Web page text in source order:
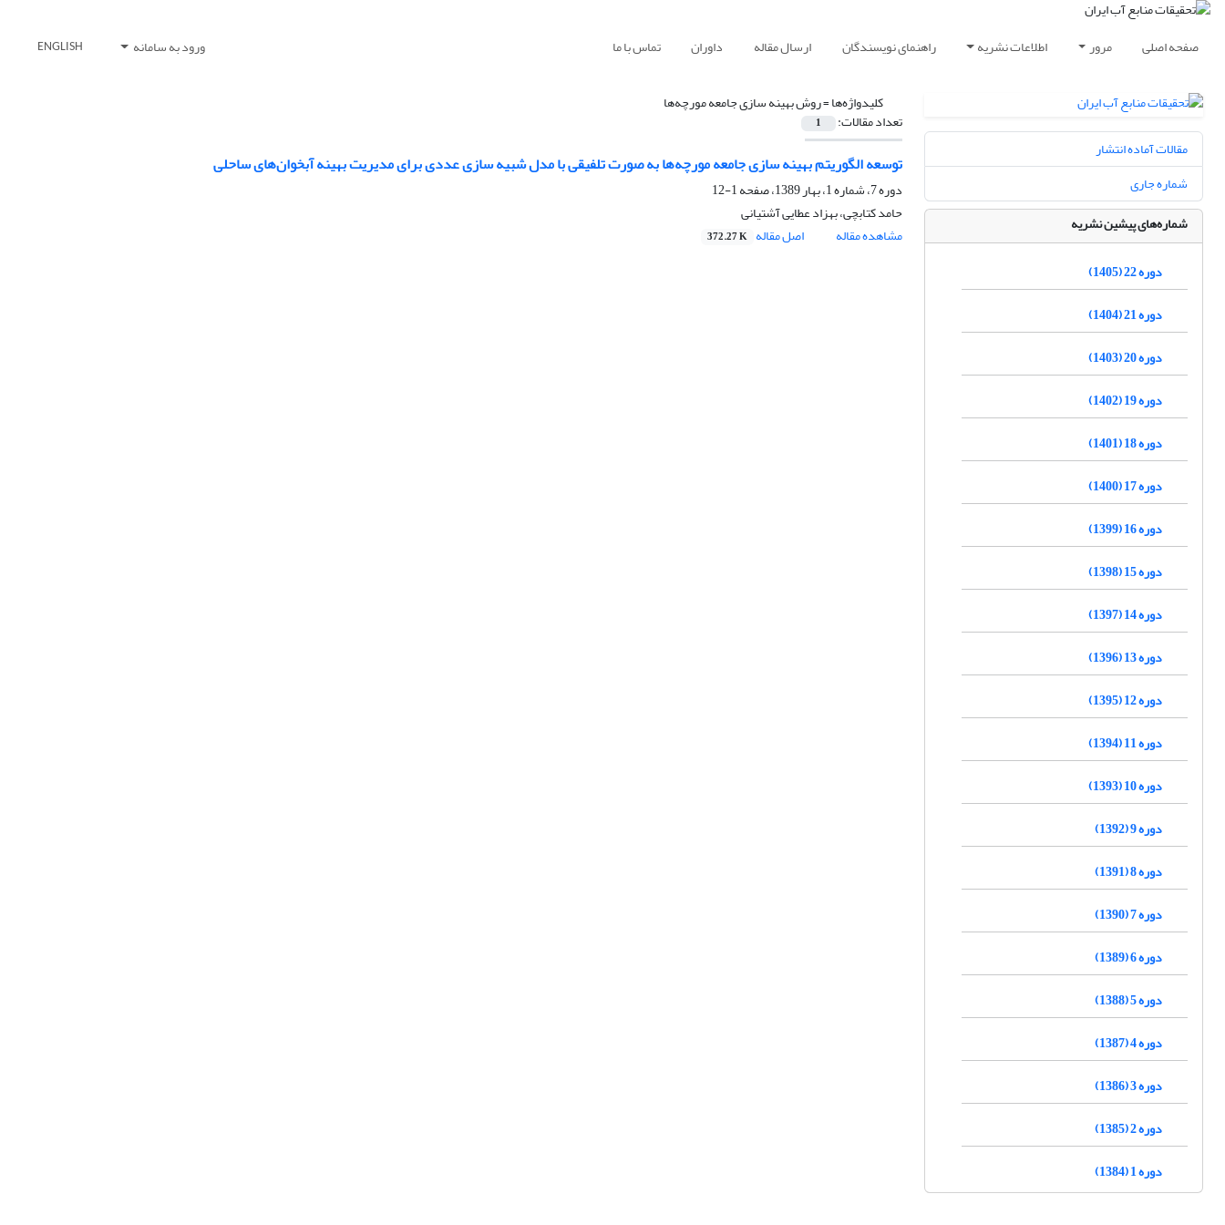
صفحه اصلی مرور اطلاعات نشریه راهنمای نویسندگان ارسال مقاله داوران تماس با ما ورود به سامانه ENGLISH
کلیدواژه‌ها =روش بهینه سازی جامعه مورچه‌ها
تعداد مقالات: 1
توسعه الگوریتم بهینه سازی جامعه مورچه‌ها به صورت تلفیقی با مدل شبیه سازی عددی برای مدیریت بهینه آبخوان‌های ساحلی
دوره 7، شماره 1، بهار 1389، صفحه
1-12
حامد کتابچی، بهزاد عطایی آشتیانی
مشاهده مقاله
اصل مقاله 372.27 K
مقالات آماده انتشار
شماره جاری
شماره‌های پیشین نشریه
دوره 22 (1405)
دوره 21 (1404)
دوره 20 (1403)
دوره 19 (1402)
دوره 18 (1401)
دوره 17 (1400)
دوره 16 (1399)
دوره 15 (1398)
دوره 14 (1397)
دوره 13 (1396)
دوره 12 (1395)
دوره 11 (1394)
دوره 10 (1393)
دوره 9 (1392)
دوره 8 (1391)
دوره 7 (1390)
دوره 6 (1389)
دوره 5 (1388)
دوره 4 (1387)
دوره 3 (1386)
دوره 2 (1385)
دوره 1 (1384)